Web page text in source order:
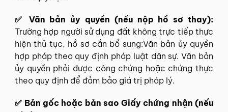
✅ Văn bản ủy quyền (nếu nộp hồ sơ thay):
Trường hợp người sử dụng đất không trực tiếp thực
hiện thủ tục, hồ sơ cần bổ sung:Văn bản ủy quyền
hợp pháp theo quy định pháp luật dân sự. Văn bản
ủy quyền phải được công chứng hoặc chứng thực
theo quy định để đảm bảo giá trị pháp lý.
✅ Bản gốc hoặc bản sao Giấy chứng nhận (nếu